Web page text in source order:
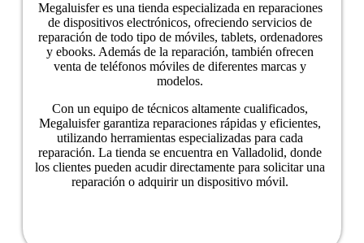
Megaluisfer es una tienda especializada en reparaciones
de dispositivos electrónicos, ofreciendo servicios de
reparación de todo tipo de móviles, tablets, ordenadores
y ebooks. Además de la reparación, también ofrecen
venta de teléfonos móviles de diferentes marcas y
modelos.
Con un equipo de técnicos altamente cualificados,
Megaluisfer garantiza reparaciones rápidas y eficientes,
utilizando herramientas especializadas para cada
reparación. La tienda se encuentra en Valladolid, donde
los clientes pueden acudir directamente para solicitar una
reparación o adquirir un dispositivo móvil.